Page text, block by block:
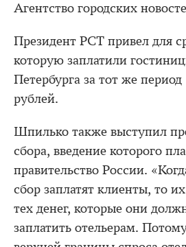
Агентство городских
Президент РСТ привел для
которую заплатили
Петербурга за тот же
рублей.
Шпилько также выступил
сбора, введение которого
правительство России.
сбор заплатят клиенты, то
тех денег, которые они
заплатить отельерам.